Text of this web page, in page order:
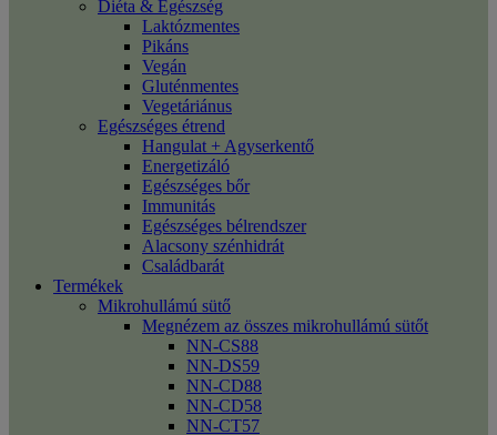
Diéta & Egészség
Laktózmentes
Pikáns
Vegán
Gluténmentes
Vegetáriánus
Egészséges étrend
Hangulat + Agyserkentő
Energetizáló
Egészséges bőr
Immunitás
Egészséges bélrendszer
Alacsony szénhidrát
Családbarát
Termékek
Mikrohullámú sütő
Megnézem az összes mikrohullámú sütőt
NN-CS88
NN-DS59
NN-CD88
NN-CD58
NN-CT57